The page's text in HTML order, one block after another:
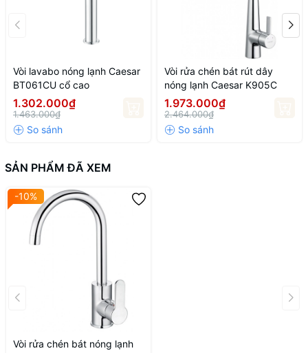
Vòi lavabo nóng lạnh Caesar
BT061CU cổ cao
1.302.000₫
1.463.000₫
Vòi rửa chén bát rút dây
nóng lạnh Caesar K905C
1.973.000₫
2.464.000₫
SẢN PHẨM ĐÃ XEM
-10%
Vòi rửa chén bát nóng lạnh